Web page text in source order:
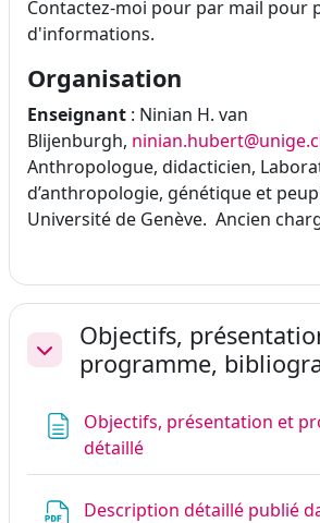
Contactez-moi pour par mail pour
d'informations.
Organisation
Enseignant : Ninian H. van
Blijenburgh,
Anthropologue, didacticien,
d’anthropologie, génétique et
Université de Genève. Ancien
Minimizza
Objectifs,
programme,
Objectifs, présentation et
détailléPagina
Description détaillé publié